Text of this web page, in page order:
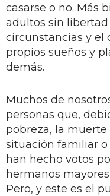
casarse o no. Más
adultos sin
circunstancias y el
propios sueños y
demás.
Muchos de
personas que,
pobreza, la muerte
situación familiar
han hecho votos
hermanos
Pero, y este es el